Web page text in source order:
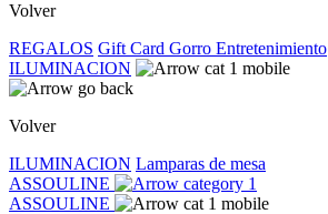
Volver
REGALOS Gift Card Gorro Entretenimiento
ILUMINACION
Volver
ILUMINACION Lamparas de mesa
ASSOULINE
ASSOULINE